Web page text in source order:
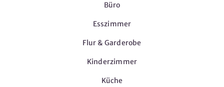
Büro
Esszimmer
Flur & Garderobe
Kinderzimmer
Küche